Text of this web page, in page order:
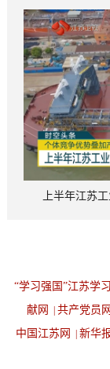
上半年江苏
“学习强国”江苏学
献网
共产党员网
中国江苏网
新华